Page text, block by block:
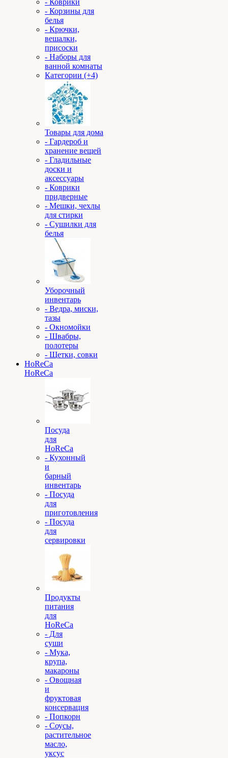
- Коврики
- Корзины для
белья
- Крючки,
вешалки,
присоски
- Наборы для
ванной комнаты
Категории (+4)
Товары для дома
- Гардероб и
хранение вещей
- Гладильные
доски и
аксессуары
- Коврики
придверные
- Мешки, чехлы
для стирки
- Сушилки для
белья
Уборочный
инвентарь
- Ведра, миски,
тазы
- Окномойки
- Швабры,
полотеры
- Щетки, совки
HoReCa
HoReCa
Посуда
для
HoReCa
- Кухонный
и
барный
инвентарь
- Посуда
для
приготовления
- Посуда
для
сервировки
Продукты
питания
для
HoReCa
- Для
суши
- Мука,
крупа,
макароны
- Овощная
и
фруктовая
консервация
- Попкорн
- Соусы,
растительное
масло,
уксус